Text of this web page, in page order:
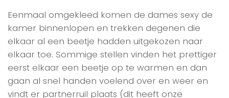
Eenmaal omgekleed komen de dames sexy de
kamer binnenlopen en trekken degenen die
elkaar al een beetje hadden uitgekozen naar
elkaar toe. Sommige stellen vinden het prettiger
eerst elkaar een beetje op te warmen en dan
gaan al snel handen voelend over en weer en
vindt er partnerruil plaats (dit heeft onze